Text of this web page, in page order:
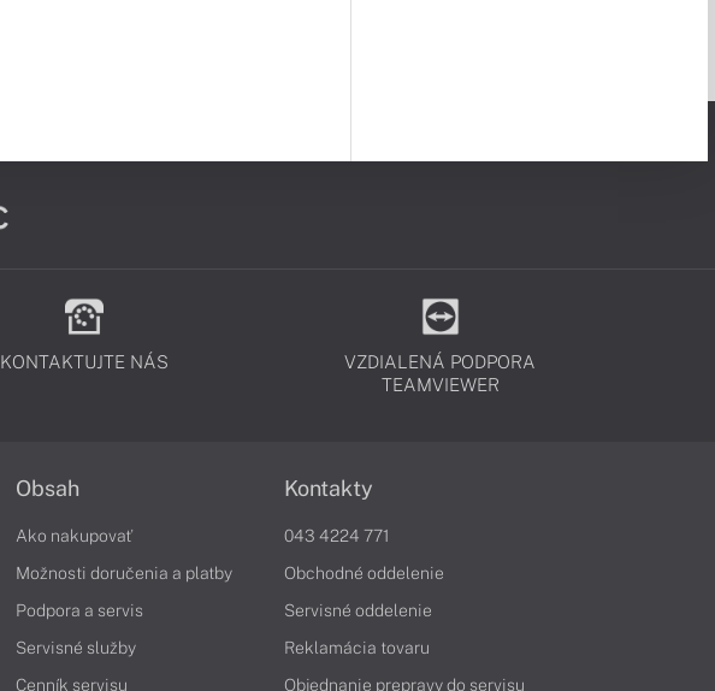
KONTAKTUJTE NÁS
VZDIALENÁ PODPORA
TEAMVIEWER
Obsah
Ako nakupovať
Možnosti doručenia a platby
Podpora a servis
Servisné služby
Cenník servisu
Kontakty
043 4224 771
Obchodné oddelenie
Servisné oddelenie
Reklamácia tovaru
Objednanie prepravy do servisu